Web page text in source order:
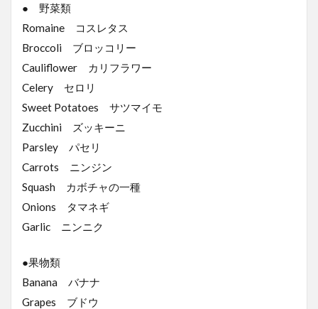
● 野菜類
Romaine コスレタス
Broccoli ブロッコリー
Cauliflower カリフラワー
Celery セロリ
Sweet Potatoes サツマイモ
Zucchini ズッキーニ
Parsley パセリ
Carrots ニンジン
Squash カボチャの一種
Onions タマネギ
Garlic ニンニク
●果物類
Banana バナナ
Grapes ブドウ